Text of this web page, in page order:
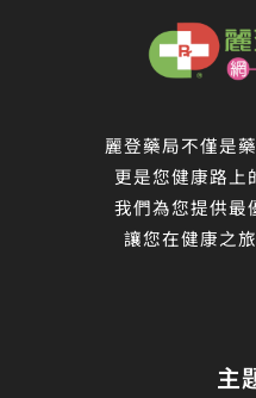
麗登藥局不僅是
更是您健康路上
我們為您提供最
讓您在健康之
主